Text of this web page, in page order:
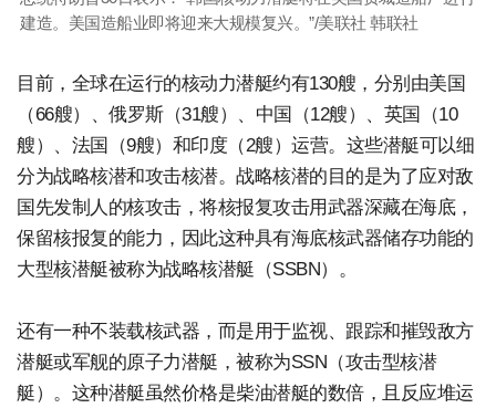
建造。美国造船业即将迎来大规模复兴。”/美联社 韩联社
目前，全球在运行的核动力潜艇约有130艘，分别由美国
（66艘）、俄罗斯（31艘）、中国（12艘）、英国（10
艘）、法国（9艘）和印度（2艘）运营。这些潜艇可以细
分为战略核潜和攻击核潜。战略核潜的目的是为了应对敌
国先发制人的核攻击，将核报复攻击用武器深藏在海底，
保留核报复的能力，因此这种具有海底核武器储存功能的
大型核潜艇被称为战略核潜艇（SSBN）。
还有一种不装载核武器，而是用于监视、跟踪和摧毁敌方
潜艇或军舰的原子力潜艇，被称为SSN（攻击型核潜
艇）。这种潜艇虽然价格是柴油潜艇的数倍，且反应堆运